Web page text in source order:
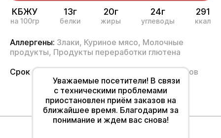
КБЖУ
на 100гр
13г
белки
20г
жиры
24г
углеводы
291
ккал
Аллергены: Злаки, Куриное мясо, Молочные
продукты, Продукты переработки глютена
Срок годности
от 2°С до 6°С не более 12 часов
Для клиентов
Уважаемые посетители! В связи
с техническими проблемами
приостановлен приём заказов на
ближайшее время. Благодарим за
понимание и ждем вас снова!